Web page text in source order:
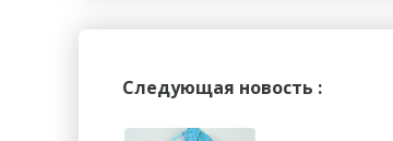
Следующая новость :